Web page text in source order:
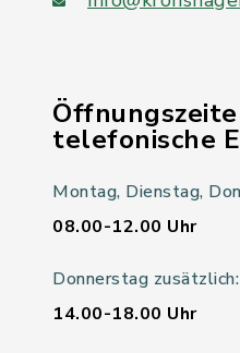
telefonische
Montag, Dienstag,
08.00-12.00 Uhr
Donnerstag zusätzlich:
14.00-18.00 Uhr